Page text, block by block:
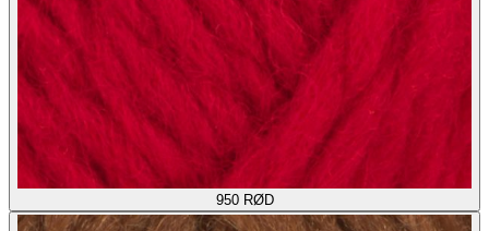
950 RØD